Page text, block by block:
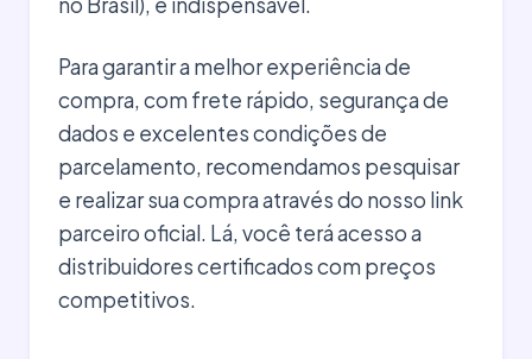
Para garantir a melhor experiência de
compra, com frete rápido, segurança de
dados e excelentes condições de
parcelamento, recomendamos pesquisar
e realizar sua compra através do nosso link
parceiro oficial. Lá, você terá acesso a
distribuidores certificados com preços
competitivos.